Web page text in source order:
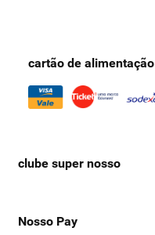
cartão de alimentação
clube super nosso
Nosso Pay